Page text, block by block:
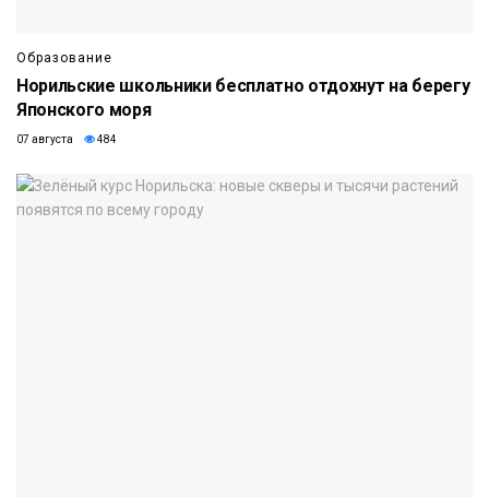
Образование
Норильские школьники бесплатно отдохнут на берегу
Японского моря
07 августа 484